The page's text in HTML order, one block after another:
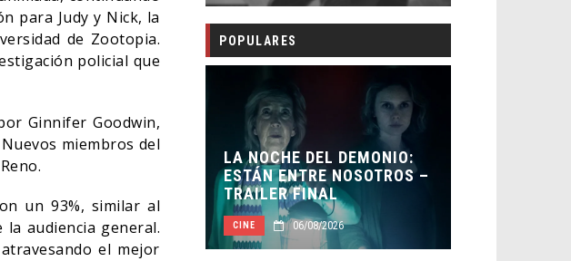
para Judy y Nick, la
de Zootopia.
policial que
Ginnifer Goodwin,
miembros del
un 93%, similar al
audiencia general.
el mejor
POPULARES
LA NOCHE DEL DEMONIO:
ESTÁN ENTRE NOSOTROS –
TRAILER FINAL
CINE 06/08/2026
ORLANDO BLOOM
HABER RECHAZADO